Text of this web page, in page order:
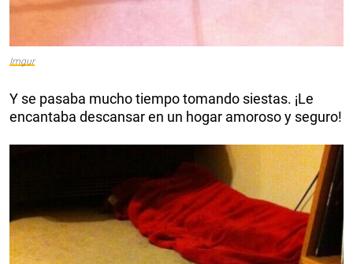
Imgur
Y se pasaba mucho tiempo tomando siestas. ¡Le
encantaba descansar en un hogar amoroso y seguro!